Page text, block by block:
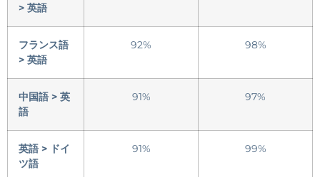
> 英語
フランス語
> 英語
92% 98%
中国語 > 英
語
91% 97%
英語 > ドイ
ツ語
91% 99%